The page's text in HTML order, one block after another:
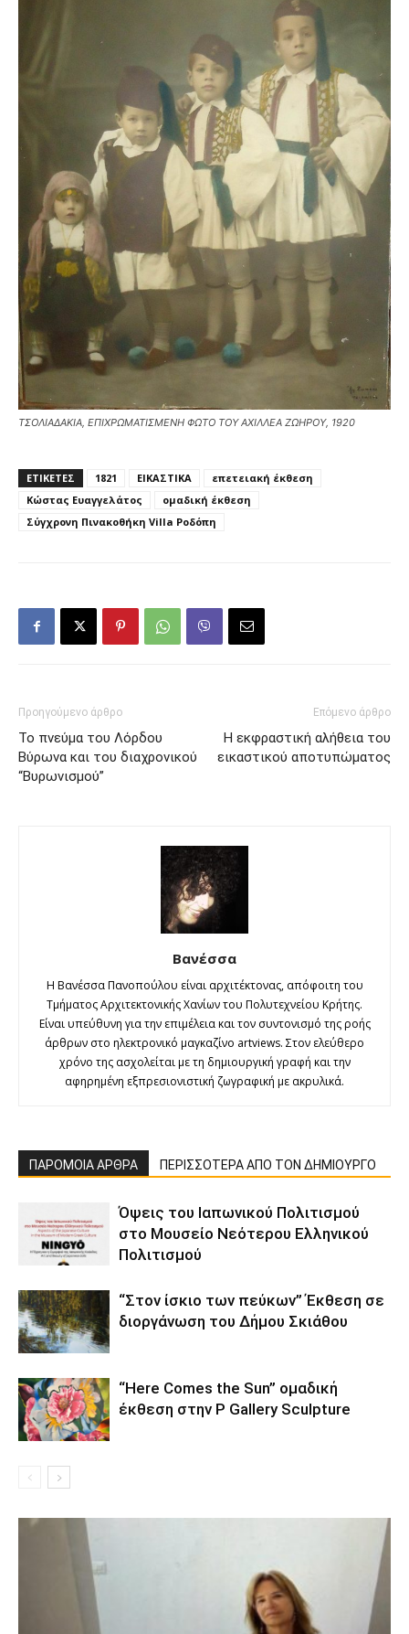
ΤΣΟΛΙΑΔΑΚΙΑ, ΕΠΙΧΡΩΜΑΤΙΣΜΕΝΗ ΦΩΤΟ ΤΟΥ ΑΧΙΛΛΕΑ ΖΩΗΡΟΥ, 1920
ΕΤΙΚΕΤΕΣ 1821 ΕΙΚΑΣΤΙΚΑ
επετειακή έκθεση
Κώστας Ευαγγελάτος
ομαδική έκθεση
Σύγχρονη Πινακοθήκη Villa Ροδόπη
Προηγούμενο άρθρο
Το πνεύμα του Λόρδου
Βύρωνα και του διαχρονικού
“Βυρωνισμού”
Επόμενο άρθρο
Η εκφραστική αλήθεια του
εικαστικού αποτυπώματος
Βανέσσα
Η Βανέσσα Πανοπούλου είναι αρχιτέκτονας, απόφοιτη του
Τμήματος Αρχιτεκτονικής Χανίων του Πολυτεχνείου Κρήτης.
Είναι υπεύθυνη για την επιμέλεια και τον συντονισμό της ροής
άρθρων στο ηλεκτρονικό μαγκαζίνο artviews. Στον ελεύθερο
χρόνο της ασχολείται με τη δημιουργική γραφή και την
αφηρημένη εξπρεσιονιστική ζωγραφική με ακρυλικά.
ΠΑΡΟΜΟΙΑ ΑΡΘΡΑ ΠΕΡΙΣΣΟΤΕΡΑ ΑΠΟ ΤΟΝ ΔΗΜΙΟΥΡΓΟ
Όψεις του Ιαπωνικού Πολιτισμού
στο Μουσείο Νεότερου Ελληνικού
Πολιτισμού
“Στον ίσκιο των πεύκων” Έκθεση σε
διοργάνωση του Δήμου Σκιάθου
“Here Comes the Sun” ομαδική
έκθεση στην P Gallery Sculpture